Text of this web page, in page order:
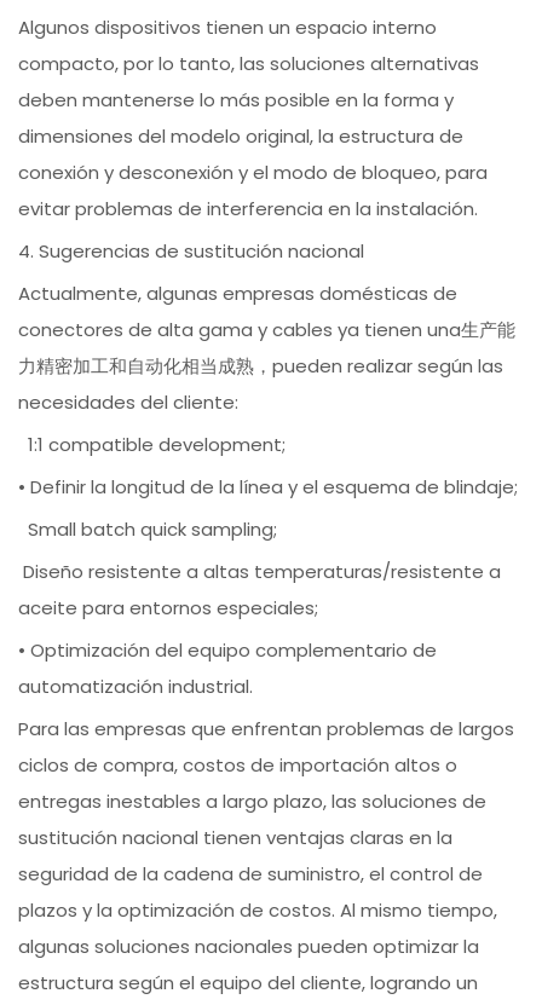
Algunos dispositivos tienen un espacio interno
compacto, por lo tanto, las soluciones alternativas
deben mantenerse lo más posible en la forma y
dimensiones del modelo original, la estructura de
conexión y desconexión y el modo de bloqueo, para
evitar problemas de interferencia en la instalación.
4. Sugerencias de sustitución nacional
Actualmente, algunas empresas domésticas de
conectores de alta gama y cables ya tienen una生产能
力精密加工和自动化相当成熟，pueden realizar según las
necesidades del cliente:
1:1 compatible development;
• Definir la longitud de la línea y el esquema de blindaje;
Small batch quick sampling;
Diseño resistente a altas temperaturas/resistente a
aceite para entornos especiales;
• Optimización del equipo complementario de
automatización industrial.
Para las empresas que enfrentan problemas de largos
ciclos de compra, costos de importación altos o
entregas inestables a largo plazo, las soluciones de
sustitución nacional tienen ventajas claras en la
seguridad de la cadena de suministro, el control de
plazos y la optimización de costos. Al mismo tiempo,
algunas soluciones nacionales pueden optimizar la
estructura según el equipo del cliente, logrando un